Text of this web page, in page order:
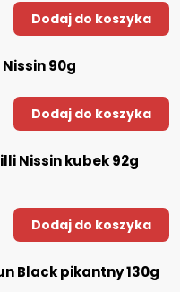
Dodaj do koszyka
90g
Dodaj do koszyka
Nissin kubek 92g
Dodaj do koszyka
Black pikantny 130g